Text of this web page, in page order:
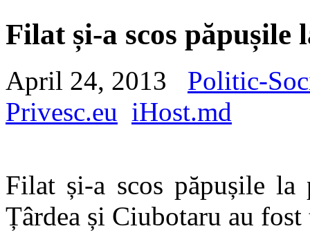
Filat și-a scos păpușile
April 24, 2013
Politic-
Privesc.eu iHost.md
Filat și-a scos păpușile la
Țârdea și Ciubotaru au